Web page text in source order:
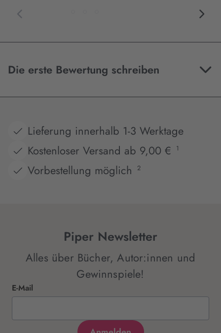
Die erste Bewertung schreiben
Lieferung innerhalb 1-3 Werktage
Kostenloser Versand ab 9,00 €
1
Vorbestellung möglich 2
Piper Newsletter
Alles über Bücher, Autor:innen und
Gewinnspiele!
E-Mail